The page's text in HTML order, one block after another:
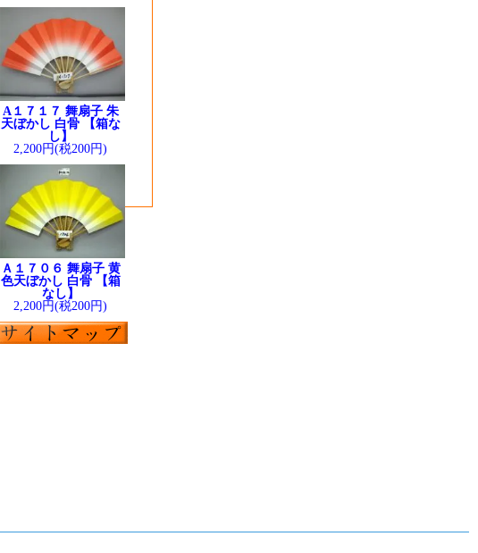
A１７１７ 舞扇子 朱
天ぼかし 白骨 【箱な
し】
2,200円(税200円)
Ａ１７０６ 舞扇子 黄
色天ぼかし 白骨 【箱
なし】
2,200円(税200円)